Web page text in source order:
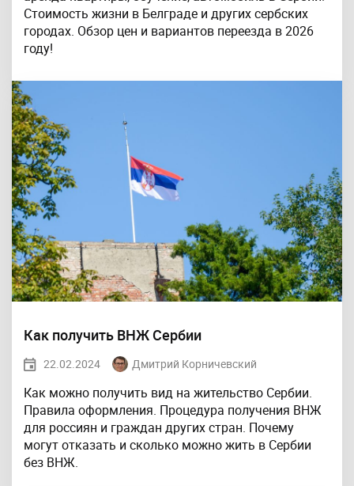
Стоимость жизни в Белграде и других сербских
городах. Обзор цен и вариантов переезда в 2026
году!
Как получить ВНЖ Сербии
22.02.2024 Дмитрий Корничевский
Как можно получить вид на жительство Сербии.
Правила оформления. Процедура получения ВНЖ
для россиян и граждан других стран. Почему
могут отказать и сколько можно жить в Сербии
без ВНЖ.